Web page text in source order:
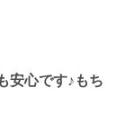
安心です♪もち